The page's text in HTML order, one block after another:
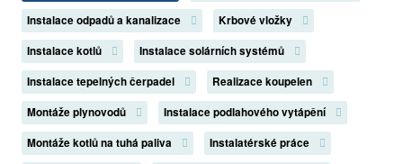
Instalace odpadů a kanalizace
Krbové vložky
Instalace kotlů
Instalace solárních systémů
Instalace tepelných čerpadel
Realizace koupelen
Montáže plynovodů
Instalace podlahového vytápění
Montáže kotlů na tuhá paliva
Instalatérské práce